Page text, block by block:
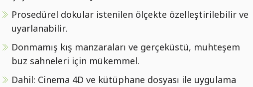
Prosedürel dokular istenilen ölçekte özelleştirilebilir ve
uyarlanabilir.
Donmamış kış manzaraları ve gerçeküstü, muhteşem
buz sahneleri için mükemmel.
Dahil: Cinema 4D ve kütüphane dosyası ile uygulama